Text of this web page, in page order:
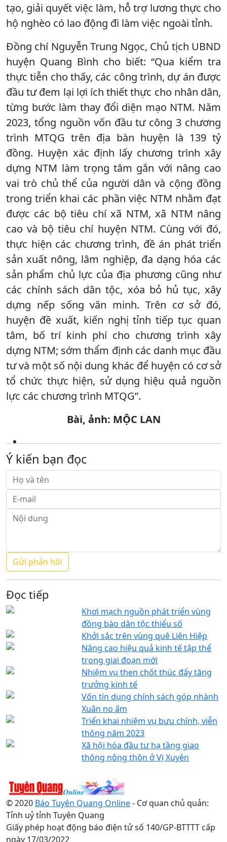
tạo, giải quyết việc làm, hỗ trợ lương thực cho
hộ nghèo có lao động đi làm việc ngoài tỉnh.
Đồng chí Nguyễn Trung Ngọc, Chủ tịch UBND
huyện Quang Bình cho biết: “Qua kiểm tra
thực tiễn cho thấy, các công trình, dự án được
đầu tư đem lại lợi ích thiết thực cho nhân dân,
từng bước làm thay đổi diện mạo NTM. Năm
2023, tổng nguồn vốn đầu tư công 3 chương
trình MTQG trên địa bàn huyện là 139 tỷ
đồng. Huyện xác định lấy chương trình xây
dựng NTM làm trọng tâm gắn với nâng cao
vai trò chủ thể của người dân và cộng đồng
trong triển khai các phần việc NTM nhằm đạt
được các bộ tiêu chí xã NTM, xã NTM nâng
cao và bộ tiêu chí huyện NTM. Cùng với đó,
thực hiện các chương trình, đề án phát triển
sản xuất nông, lâm nghiệp, đa dạng hóa các
sản phẩm chủ lực của địa phương cũng như
các chính sách dân tộc, xóa bỏ hủ tục, xây
dựng nếp sống văn minh. Trên cơ sở đó,
huyện đề xuất, kiến nghị tỉnh tiếp tục quan
tâm, bố trí kinh phí cho chương trình xây
dựng NTM; sớm thẩm định các danh mục đầu
tư và một số nội dung khác để huyện có cơ sở
tổ chức thực hiện, sử dụng hiệu quả nguồn
lực các chương trình MTQG”.
Bài, ảnh: MỘC LAN
Ý kiến bạn đọc
Đọc tiếp
Khơi mạch nguồn phát triển vùng
đồng bào dân tộc thiểu số
Khởi sắc trên vùng quê Liên Hiệp
Nâng cao hiệu quả kinh tế tập thể
trong giai đoạn mới
Nhiệm vụ then chốt thúc đẩy tăng
trưởng kinh tế
Vốn tín dụng chính sách góp nhành
Xuân no ấm
Triển khai nhiệm vụ bưu chính, viễn
thông năm 2023
Xã hội hóa đầu tư hạ tầng giao
thông nông thôn ở Vị Xuyên
© 2020 Báo Tuyên Quang Online- Cơ quan chủ quản:
Tỉnh uỷ tỉnh Tuyên Quang
Giấy phép hoạt động báo điện tử số 140/GP-BTTTT cấp
ngày 17/03/2022